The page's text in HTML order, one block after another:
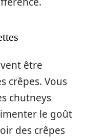
être
crêpes. Vous
chutneys
le goût
des crêpes